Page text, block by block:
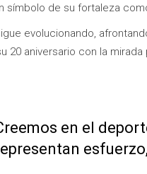
símbolo de su fortaleza
evolucionando,
20 aniversario con la
en el